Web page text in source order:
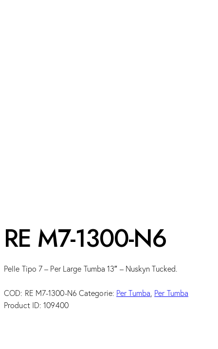
RE M7-1300-N6
Pelle Tipo 7 – Per Large Tumba 13″ – Nuskyn Tucked.
COD: RE M7-1300-N6 Categorie: Per Tumba, Per Tumba
Product ID:109400